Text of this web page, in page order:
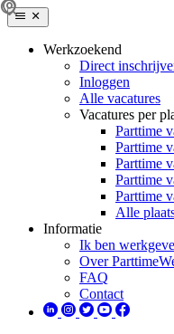
Werkzoekend
Direct
Inloggen
Alle vacatures
Vacatures per
Parttime
Parttime
Parttime
Parttime
Parttime
Alle
Informatie
Ik ben
Over
FAQ
Contact